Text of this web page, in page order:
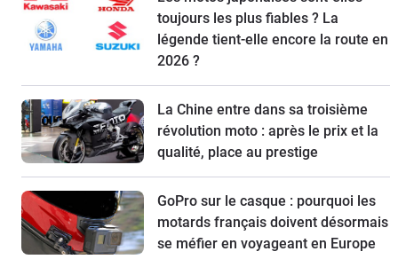
toujours les plus fiables ? La
légende tient-elle encore la route en
2026 ?
La Chine entre dans sa troisième
révolution moto : après le prix et la
qualité, place au prestige
GoPro sur le casque : pourquoi les
motards français doivent désormais
se méfier en voyageant en Europe